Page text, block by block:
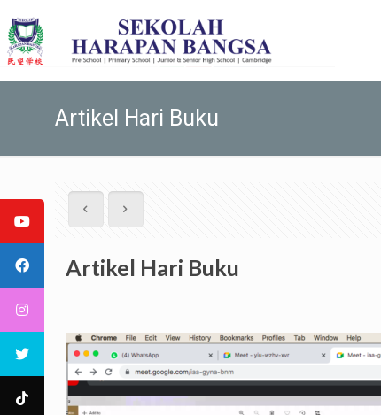
Artikel Hari Buku
Artikel Hari Buku